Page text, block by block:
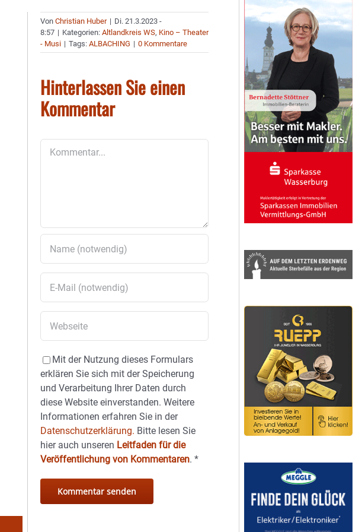
VonChristian Huber | Di. 21.3.2023 -
8:57 | Kategorien:Altlandkreis WS, Kino – Theater
- Musi | Tags:ALBACHING | 0 Kommentare
Hinterlassen Sie einen
Kommentar
Mit der Nutzung dieses Formulars
erklären Sie sich mit der Speicherung
und Verarbeitung Ihrer Daten durch
diese Website einverstanden. Weitere
Informationen erfahren Sie in der
Datenschutzerklärung. Bitte lesen Sie
hier auch unseren Leitfaden für die
Veröffentlichung von Kommentaren.*